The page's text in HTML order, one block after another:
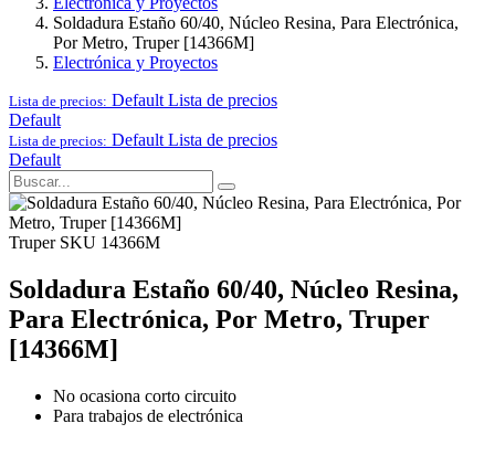
Soldadura Estaño 60/40, Núcleo Resina, Para Electrónica,
Por Metro, Truper [14366M]
Electrónica y Proyectos
Lista de precios: Default Lista de precios
Default
Lista de precios: Default Lista de precios
Default
Truper SKU 14366M
Soldadura Estaño 60/40, Núcleo Resina,
Para Electrónica, Por Metro, Truper
[14366M]
No ocasiona corto circuito
Para trabajos de electrónica